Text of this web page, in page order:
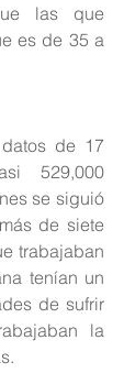
las que
es de 35 a
de 17
529,000
se siguió
de siete
trabajaban
tenían un
de sufrir
la